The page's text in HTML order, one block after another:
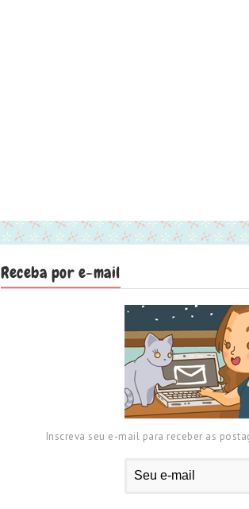
Receba por e-mail
Inscreva seu e-mail para receber as